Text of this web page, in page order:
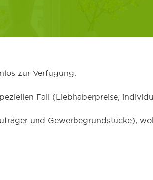
zur Verfügung.
Fall (Liebhaberpreise,
und Gewerbegrundstücke),